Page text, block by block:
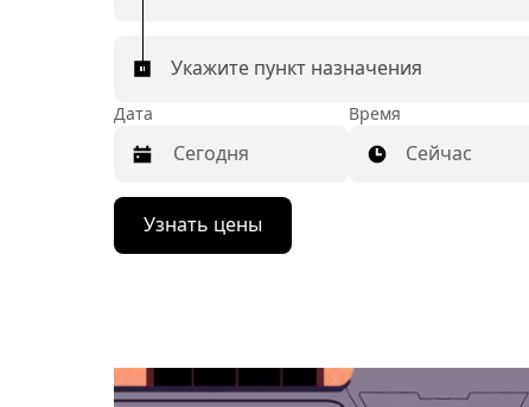
Укажите пункт назначения
Дата
Нажмите
стрелку
вниз,
выбрать
Время
Сейчас
Узнать цены